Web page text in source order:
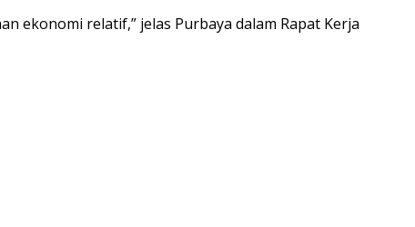
ekonomi relatif,” jelas Purbaya dalam Rapat Kerja